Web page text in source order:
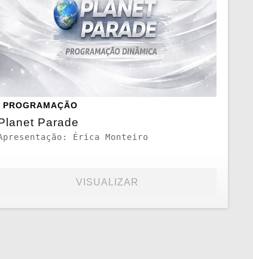
PROGRAMAÇÃO
Parade
Érica Monteiro
VISUALIZAR